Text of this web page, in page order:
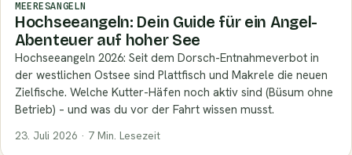
MEERESANGELN
Hochseeangeln: Dein Guide für ein Angel-
Abenteuer auf hoher See
Hochseeangeln 2026: Seit dem Dorsch-Entnahmeverbot in
der westlichen Ostsee sind Plattfisch und Makrele die neuen
Zielfische. Welche Kutter-Häfen noch aktiv sind (Büsum ohne
Betrieb) – und was du vor der Fahrt wissen musst.
23. Juli 2026 · 7 Min. Lesezeit